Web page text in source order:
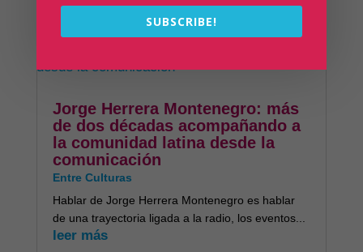
Jorge Herrera Montenegro: más
de dos décadas acompañando a
la comunidad latina desde la
comunicación
Entre Culturas
Hablar de Jorge Herrera Montenegro es hablar
de una trayectoria ligada a la radio, los eventos...
leer más
SUBSCRIBE!